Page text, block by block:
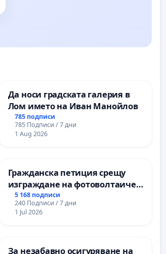
Да носи градската галерия в
Лом името на Иван Манойлов
785 подписи
785 Подписи / 7 дни
1 Aug 2026
Гражданска петиция срещу
изграждане на фотоволтаичен
парк в с.Прибой, общ. Радомир
5 168 подписи
240 Подписи / 7 дни
1 Jul 2026
За незабавно осигуряване на